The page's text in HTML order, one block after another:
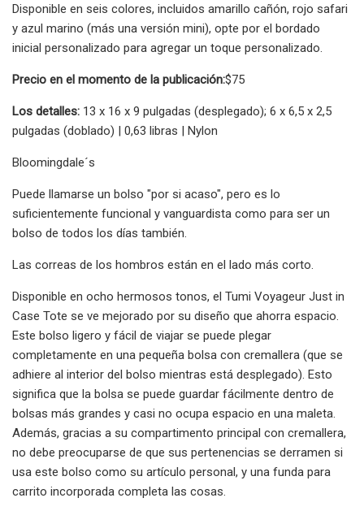
Disponible en seis colores, incluidos amarillo cañón, rojo safari
y azul marino (más una versión mini), opte por el bordado
inicial personalizado para agregar un toque personalizado.
Precio en el momento de la publicación:$75
Los detalles: 13 x 16 x 9 pulgadas (desplegado); 6 x 6,5 x 2,5
pulgadas (doblado) | 0,63 libras | Nylon
Bloomingdale´s
Puede llamarse un bolso "por si acaso", pero es lo
suficientemente funcional y vanguardista como para ser un
bolso de todos los días también.
Las correas de los hombros están en el lado más corto.
Disponible en ocho hermosos tonos, el Tumi Voyageur Just in
Case Tote se ve mejorado por su diseño que ahorra espacio.
Este bolso ligero y fácil de viajar se puede plegar
completamente en una pequeña bolsa con cremallera (que se
adhiere al interior del bolso mientras está desplegado). Esto
significa que la bolsa se puede guardar fácilmente dentro de
bolsas más grandes y casi no ocupa espacio en una maleta.
Además, gracias a su compartimento principal con cremallera,
no debe preocuparse de que sus pertenencias se derramen si
usa este bolso como su artículo personal, y una funda para
carrito incorporada completa las cosas.